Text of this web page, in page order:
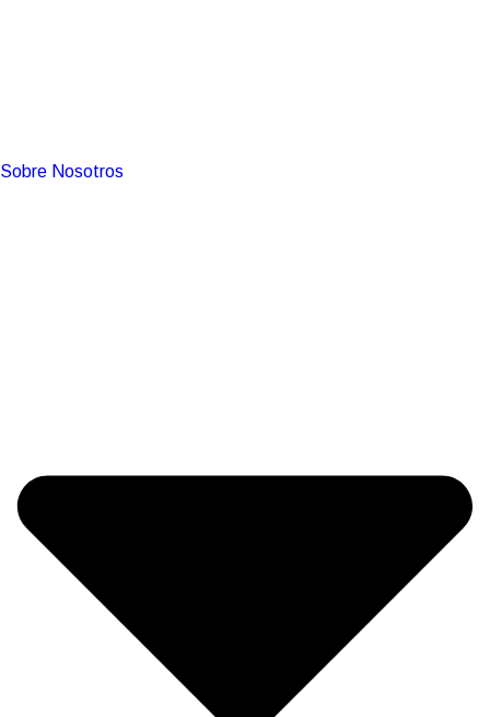
Sobre Nosotros